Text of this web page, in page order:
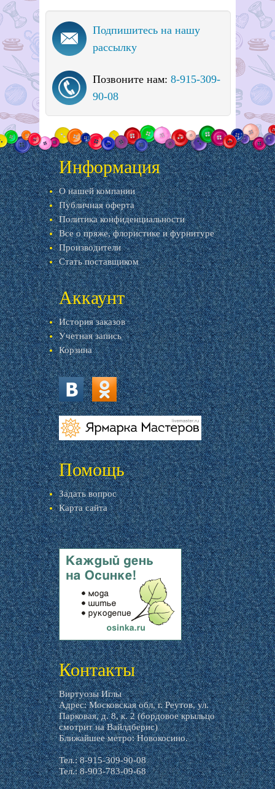
Подпишитесь на нашу
рассылку
Позвоните нам: 8-915-309-
90-08
Информация
О нашей компании
Публичная оферта
Политика конфиденциальности
Все о пряже, флористике и фурнитуре
Производители
Стать поставщиком
Аккаунт
История заказов
Учетная запись
Корзина
vk.com ok.ru
livemaster.ru
Помощь
Задать вопрос
Карта сайта
livemaster.ru
Контакты
Виртуозы Иглы
Адрес: Московская обл, г. Реутов, ул.
Парковая, д. 8, к. 2 (бордовое крыльцо
смотрит на Вайлдберис)
Ближайшее метро: Новокосино.
Тел.: 8-915-309-90-08
Тел.: 8-903-783-09-68